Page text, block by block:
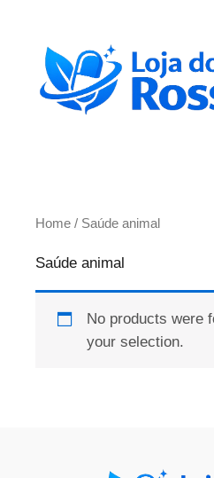
content
Home / Saúde animal
Saúde animal
No products were
your selection.